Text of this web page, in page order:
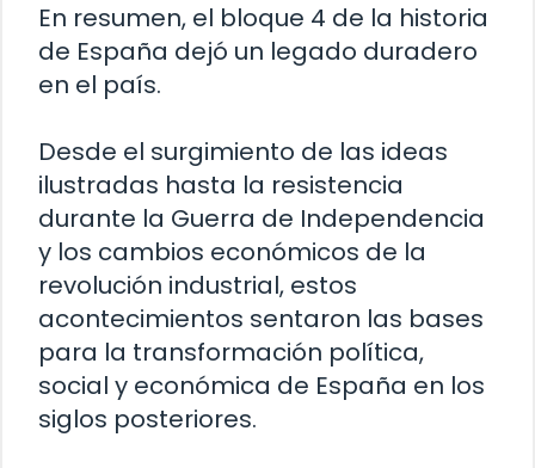
En resumen, el bloque 4 de la historia
de España dejó un legado duradero
en el país.
Desde el surgimiento de las ideas
ilustradas hasta la resistencia
durante la Guerra de Independencia
y los cambios económicos de la
revolución industrial, estos
acontecimientos sentaron las bases
para la transformación política,
social y económica de España en los
siglos posteriores.